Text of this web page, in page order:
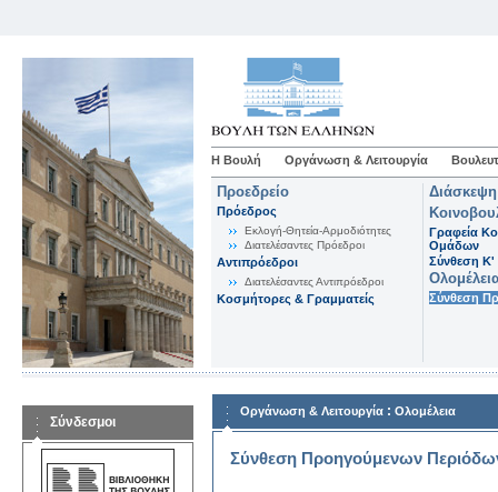
Η Βουλή Οργάνωση & Λειτουργία
Προεδρείο
Πρόεδρος
Εκλογή-Θητεία-Αρμοδιότητες
Διατελέσαντες Πρόεδροι
Αντιπρόεδροι
Διατελέσαντες Αντιπρόεδροι
Κοσμήτορες & Γραμματείς
Γραφεία
Ομάδων
Σύνθεση K'
Σύνθεση
Σύνδεσμοι
Οργάνωση & Λειτουργία : Ολομέλεια
Σύνθεση Προηγούμενων